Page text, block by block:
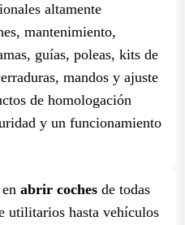
altamente
mantenimiento,
guías, poleas, kits de
mandos y ajuste
de homologación
y un funcionamiento
abrir coches de todas
utilitarios hasta vehículos